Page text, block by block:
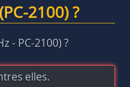
2100) ?
- PC-2100) ?
elles.